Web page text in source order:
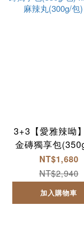
3+3【愛雅辣呦
金磚獨享包
x3+18香麻辣丸
包) x3
NT$1,680
NT$2,940
加入購物車